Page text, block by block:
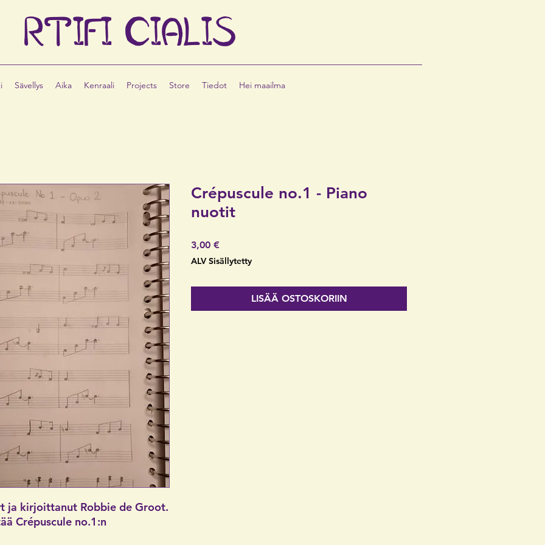
RTIFI CIALIS
Sävellys Aika Kenraali Projects Store Tiedot Hei maailma
ja kirjoittanut Robbie de Groot.
Crépuscule no.1:n
Crépuscule no.1 - Piano
nuotit
3,00 €
ALV Sisällytetty
LISÄÄ OSTOSKORIIN